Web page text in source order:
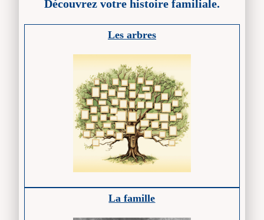
Découvrez votre histoire familiale.
Les arbres
La famille